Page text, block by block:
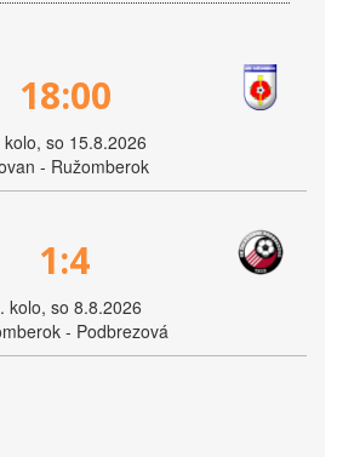
18:00
kolo, so 15.8.2026
- Ružomberok
1:4
kolo, so 8.8.2026
- Podbrezová